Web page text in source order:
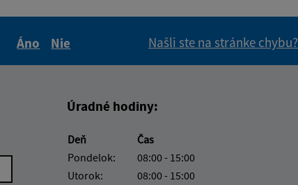
Áno
Nie
Našli ste na stránke chybu?
Úradné hodiny:
Deň
Čas
Pondelok:
08:00 - 15:00
Utorok:
08:00 - 15:00